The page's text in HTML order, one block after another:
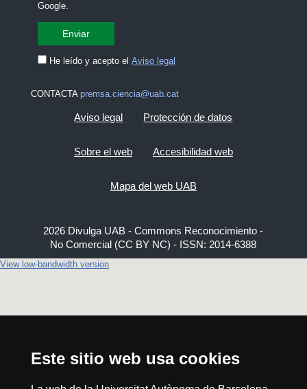
Este sitio web usa cookies
Google.
He leído y acepto el Aviso legal
CONTACTA premsa.ciencia@uab.cat
Aviso legal Protección de datos
Sobre el web Accesibilidad web
Mapa del web UAB
2026 Divulga UAB - Commons Reconocimiento -
No Comercial (CC BY NC) - ISSN: 2014-6388
View low-bandwidth version